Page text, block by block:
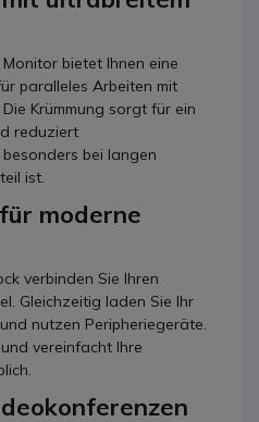
bietet Ihnen eine
paralleles Arbeiten mit
Krümmung sorgt für ein
reduziert
bei langen
ist.
moderne
verbinden Sie Ihren
Gleichzeitig laden Sie Ihr
nutzen Peripheriegeräte.
vereinfacht Ihre